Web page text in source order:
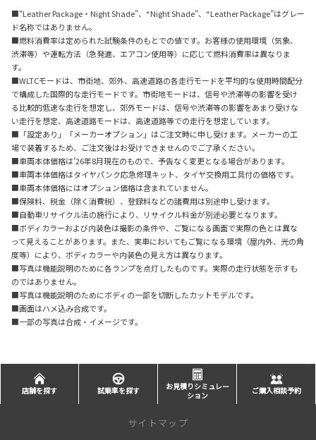
■“Leather Package・Night Shade”、“Night Shade”、“Leather Package”はグレー
ド名称ではありません。
■燃料消費率は定められた試験条件のもとでの値です。お客様の使用環境（気象、
渋滞等）や運転方法（急発進、エアコン使用等）に応じて燃料消費率は異なりま
す。
■WLTCモードは、市街地、郊外、高速道路の各走行モードを平均的な使用時間配分
で構成した国際的な走行モードです。市街地モードは、信号や渋滞等の影響を受け
る比較的低速な走行を想定し、郊外モードは、信号や渋滞等の影響をあまり受けな
い走行を想定、高速道路モードは、高速道路等での走行を想定しています。
■「設定あり」「メーカーオプション」はご注文時に申し受けます。メーカーの工
場で装着するため、ご注文後はお受けできませんのでご了承ください。
■車両本体価格は'26年8月現在のもので、予告なく変更となる場合があります。
■車両本体価格はタイヤパンク応急修理キット、タイヤ交換用工具付の価格です。
■車両本体価格にはオプション価格は含まれていません。
■保険料、税金（除く消費税）、登録料などの諸費用は別途申し受けます。
■自動車リサイクル法の施行により、リサイクル料金が別途必要となります。
■ボディカラーおよび内装色は撮影の条件や、ご覧になる画面で実際の色とは異な
って見えることがあります。また、実車においてもご覧になる環境（屋内外、光の角
度等）により、ボディカラーや内装色の見え方は異なります。
■写真は機能説明のために各ランプを点灯したものです。実際の走行状態を示すも
のではありません。
■写真は機能説明のためにボディの一部を切断したカットモデルです。
■画面はハメ込み合成です。
■一部の写真は合成・イメージです。
店舗を探す 試乗車を探す
お見積りシミュレー
ション
ご購入相談予約
サイトマップ